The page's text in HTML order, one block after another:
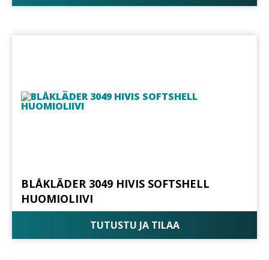
BLÅKLÄDER 3049 HIVIS SOFTSHELL
HUOMIOLIIVI
TUTUSTU JA TILAA